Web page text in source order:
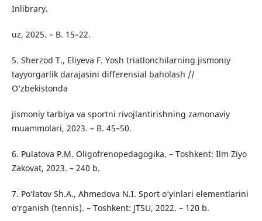
Inlibrary.
uz, 2025. – B. 15–22.
5. Sherzod T., Eliyeva F. Yosh triatlonchilarning jismoniy
tayyorgarlik darajasini differensial baholash //
O‘zbekistonda
jismoniy tarbiya va sportni rivojlantirishning zamonaviy
muammolari, 2023. – B. 45–50.
6. Pulatova P.M. Oligofrenopedagogika. – Toshkent: Ilm Ziyo
Zakovat, 2023. – 240 b.
7. Po‘latov Sh.A., Ahmedova N.I. Sport o‘yinlari elementlarini
o‘rganish (tennis). – Toshkent: JTSU, 2022. – 120 b.